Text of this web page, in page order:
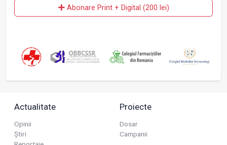
Abonare Print + Digital (200 lei)
Actualitate
Opinii
Știri
Proiecte
Dosar
Campanii